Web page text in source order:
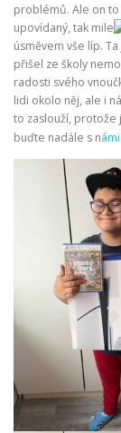
problémů. Ale on to
upovídaný, tak mile
úsměvem vše líp.
přišel ze školy
radosti svého
lidi okolo něj, ale i
to zaslouží, protože
buďte nadále s n